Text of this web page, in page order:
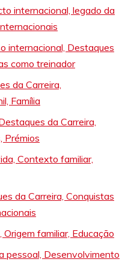
internacional, legado da
internacional, Destaques
como treinador
da Carreira,
Família
da Carreira,
Prémios
Contexto familiar,
da Carreira, Conquistas
familiar, Educação
pessoal, Desenvolvimento